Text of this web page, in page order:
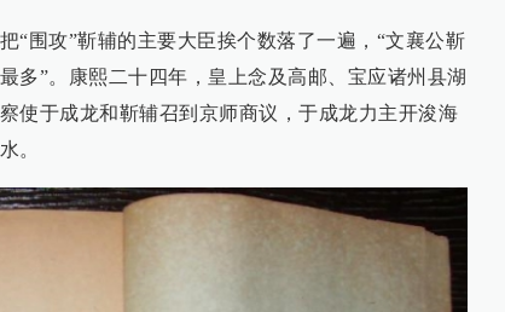
“围攻”靳辅的主要大臣挨个数落了一遍，“文襄公靳
多”。康熙二十四年，皇上念及高邮、宝应诸州县湖
使于成龙和靳辅召到京师商议，于成龙力主开浚海
。